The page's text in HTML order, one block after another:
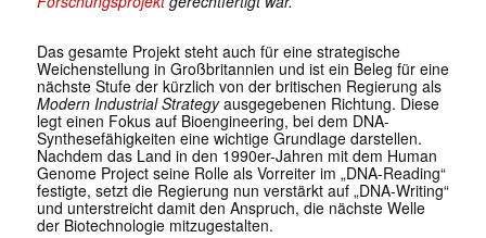
Das gesamte Projekt steht auch für eine strategische
Weichenstellung in Großbritannien und ist ein Beleg für eine
nächste Stufe der kürzlich von der britischen Regierung als
Modern Industrial Strategyausgegebenen Richtung. Diese
legt einen Fokus auf Bioengineering, bei dem DNA-
Synthesefähigkeiten eine wichtige Grundlage darstellen.
Nachdem das Land in den 1990er-Jahren mit dem Human
Genome Project seine Rolle als Vorreiter im „DNA-Reading“
festigte, setzt die Regierung nun verstärkt auf „DNA-Writing“
und unterstreicht damit den Anspruch, die nächste Welle
der Biotechnologie mitzugestalten.